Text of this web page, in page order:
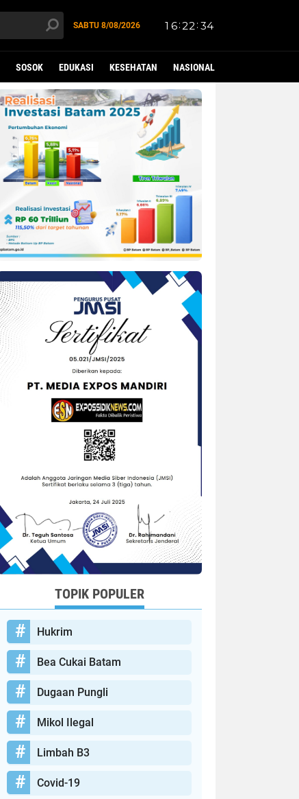
SABTU 8/08/2026
SOSOK EDUKASI KESEHATAN NASIONAL
TOPIK POPULER
Hukrim
Bea Cukai Batam
Dugaan Pungli
Mikol Ilegal
Limbah B3
Covid-19